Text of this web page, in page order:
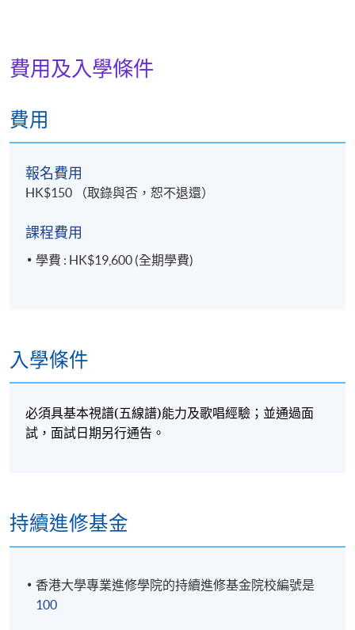
費用及入學條件
費用
報名費用
HK$150 （取錄與否，恕不退還）
課程費用
學費 : HK$19,600 (全期學費)
入學條件
必須具基本視譜(五線譜)能力及歌唱經驗；並通過面
試，面試日期另行通告。
持續進修基金
香港大學專業進修學院的持續進修基金院校編號是
100